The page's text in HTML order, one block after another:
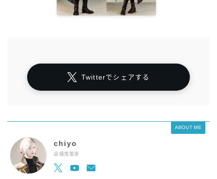
Twitterでシェアする
ABOUT ME
chiyo
装備蒐集家